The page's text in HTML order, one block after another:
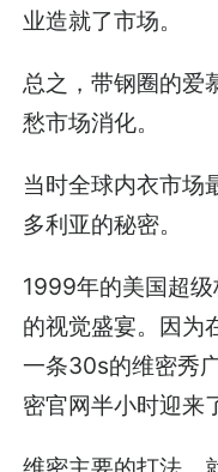
业造就了市场。
总之，带钢圈的爱
愁市场消化。
当时全球内衣市场
多利亚的秘密。
1999年的美国超
的视觉盛宴。因为
一条30s的维密秀
密官网半小时迎来